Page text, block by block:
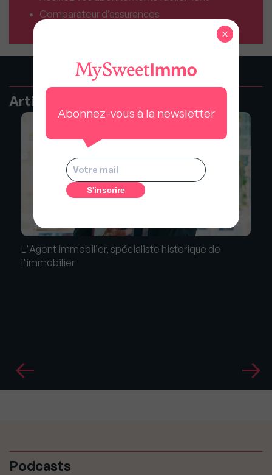
Comparateur d’assurances
Articles recommandés
L'Agent immobilier, spécialiste historique de
l'immobilier
Podcasts
Abonnez-vous à la newsletter
×